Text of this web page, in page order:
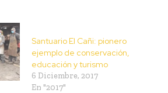
Santuario El Cañi: pionero
ejemplo de conservación,
educación y turismo
6 Diciembre, 2017
En "2017"